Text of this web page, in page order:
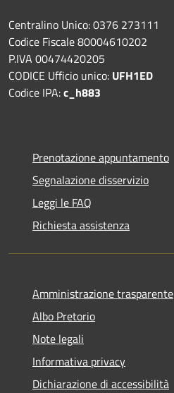
Centralino Unico: 0376 273111
Codice Fiscale 80004610202
P.IVA 00474420205
CODICE Ufficio unico: UFH1ED
Codice IPA:c_h883
Prenotazione appuntamento
Segnalazione disservizio
Leggi le FAQ
Richiesta assistenza
Amministrazione trasparente
Albo Pretorio
Note legali
Informativa privacy
Dichiarazione di accessibilità